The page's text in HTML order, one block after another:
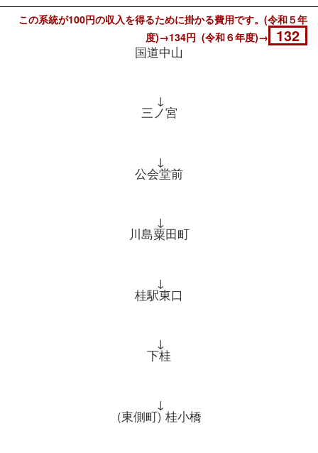
この系統が100円の収入を得るために掛かる費用です。(令和５年
度)→134円 (令和６年度)→
132
国道中山
↓
三ノ宮
↓
公会堂前
↓
川島粟田町
↓
桂駅東口
↓
下桂
↓
(東側町) 桂小橋